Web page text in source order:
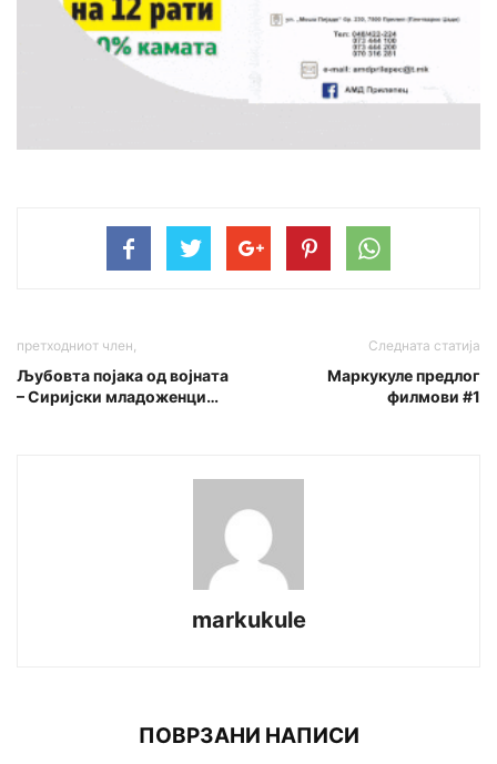
претходниот член,
Љубовта појака од војната
– Сиријски младоженци…
Следната статија
Маркукуле предлог
филмови #1
markukule
ПОВРЗАНИ НАПИСИ